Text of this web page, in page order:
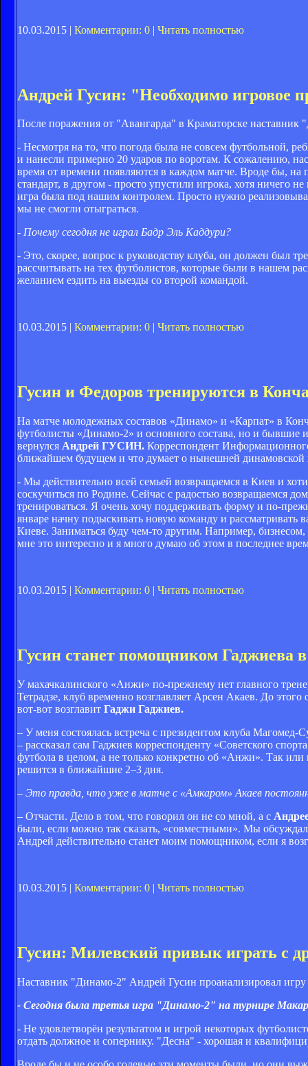
10.03.2015 | Комментарии: 0 | Читать полностью
Андрей Гусин: "Необходимо игровое
После поражения от "Авангарда" в Краматорске
- Несмотря на то, что погода была не совсем футбольной,
и нанесли примерно 20 ударов по воротам. К сожалению,
время от времени появляются в каждом матче. Вроде бы,
стандарт, в другом - просто упустили игрока, хотя ничего
игра была под нашим контролем. Просто нужно
мы не смогли отыграться.
- Почему сегодня не играл Бадр Эль Каддури?
- Это, скорее, вопрос к руководству клуба, он должен был
рассчитывать на тех футболистов, которые были в нашем
желанием ездить на выезды со второй командой.
10.03.2015 | Комментарии: 0 | Читать полностью
Гусин и Федоров тренируются в
На матче молодежных составов «Динамо» и «Карпат» в
футболисты «Динамо-2» и основного состава, но и
вернулся Андрей ГУСИН. Корреспондент
ближайшем будущем и что думает о нынешней динамовской
- Мы действительно всей семьей возвращаемся в Киев и
соскучиться по Родине. Сейчас с радостью возвращаемся
тренироваться. Я очень хочу поддерживать форму и по-
январе начну подыскивать новую команду и рассматривать
Киеве. Заниматься буду чем-то другим. Например, бизнесом,
мне это интересно и я много думаю об этом в последнее
10.03.2015 | Комментарии: 0 | Читать полностью
Гусин станет помощником Гаджиева
У махачкалинского «Анжи» по-прежнему нет главного
Тетрадзе, клуб временно возглавляет Арсен Акаев. До
вот-вот возглавит Гаджи Гаджиев.
– У меня состоялась встреча с президентом клуба
– рассказал сам Гаджиев корреспонденту «Советского
футбола в целом, а не только конкретно об «Анжи». Так
решится в ближайшие 2–3 дня.
– Это правда, что уже в матче с «Амкаром» Акаев
– Отчасти. Дело в том, что говорил он не со мной, а с
были, если можно так сказать, «совместными». Мы
Андрей действительно станет моим помощником, если я
10.03.2015 | Комментарии: 0 | Читать полностью
Гусин: Милевский привык играть с
Наставник "Динамо-2" Андрей Гусин проанализировал
- Сегодня была третья игра "Динамо-2" на турнире
- Не удовлетворён результатом и игрой некоторых
отдать должное и сопернику. "Десна" - хорошая и